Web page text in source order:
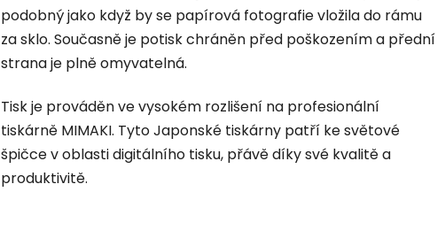
podobný jako když by se papírová fotografie vložila do rámu
za sklo. Současně je potisk chráněn před poškozením a přední
strana je plně omyvatelná.
Tisk je prováděn ve vysokém rozlišení na profesionální
tiskárně MIMAKI. Tyto Japonské tiskárny patří ke světové
špičce v oblasti digitálního tisku, přávě díky své kvalitě a
produktivitě.